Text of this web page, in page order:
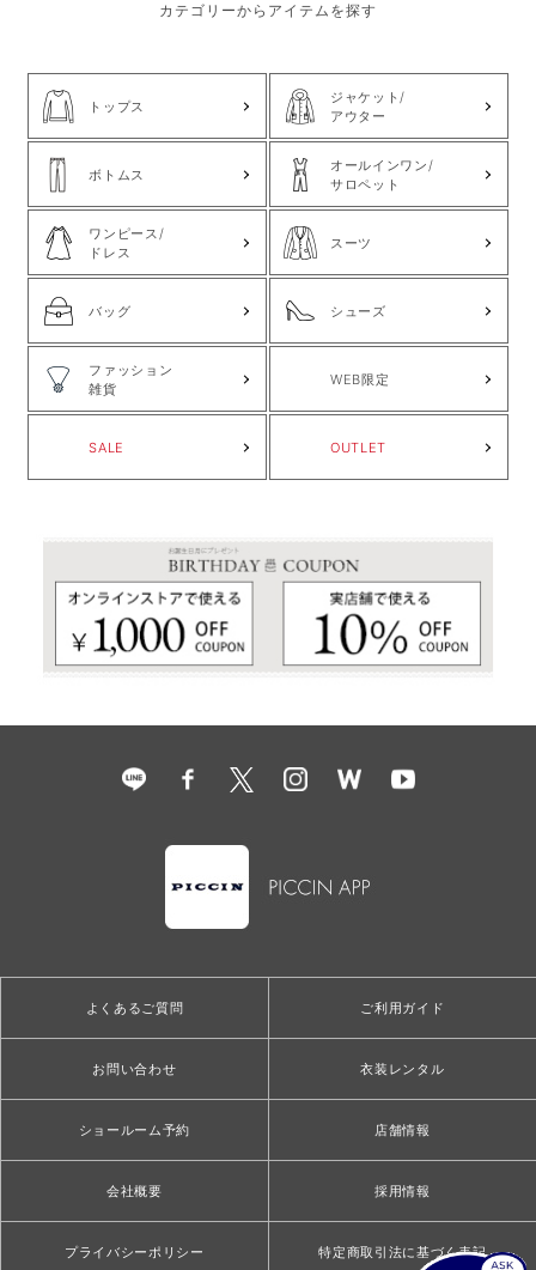
カテゴリーからアイテムを探す
トップス
ジャケット/
アウター
ボトムス
オールインワン/
サロペット
ワンピース/
ドレス
スーツ
バッグ シューズ
ファッション
雑貨
WEB限定
SALE OUTLET
よくあるご質問 ご利用ガイド
お問い合わせ 衣装レンタル
ショールーム予約 店舗情報
会社概要 採用情報
プライバシーポリシー 特定商取引法に基づく表記